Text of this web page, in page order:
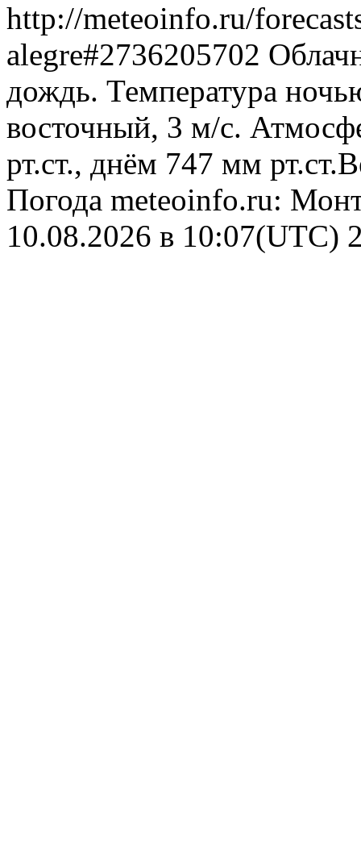
http://meteoinfo.ru/
alegre#2736205702
дождь. Температура
восточный, 3 м/с.
рт.ст., днём 747 мм
Погода meteoinfo.ru:
10.08.2026 в 10:07(UTC)